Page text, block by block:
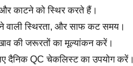
काटने को स्थिर करते हैं।
वाली स्थिरता, और साफ कट समय।
की जरूरतों का मूल्यांकन करें।
दैनिक QC चेकलिस्ट का उपयोग करें।